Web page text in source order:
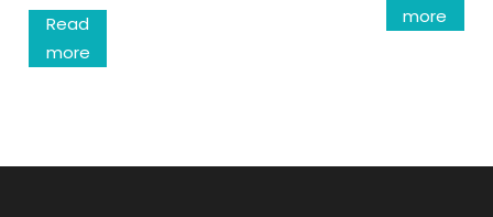
Read
more
more